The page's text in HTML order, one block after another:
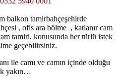
balkon tamirbahçeşehirde
, ofis ara bölme , katlanır cam
tamiri, konusunda her türlü istek
geçebilirsiniz.
ile camı ve camın içinde olduğu
yakın…